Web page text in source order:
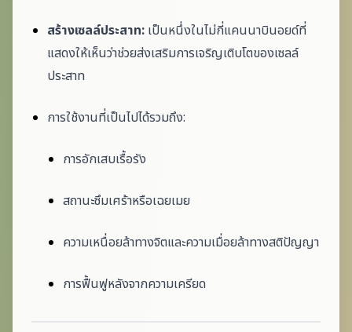
สร้างเซลล์ประสาท: เป็นหนึ่งในไม่กี่แคนนาบินอยด์ที่
แสดงให้เห็นว่าช่วยส่งเสริมการเจริญเติบโตของเซลล์
ประสาท
การใช้งานที่เป็นไปได้รวมถึง:
การอักเสบเรื้อรัง
สถานะซึมเศร้าหรือเฉยเมย
ความเหนื่อยล้าทางจิตและความเมื่อยล้าทางสติปัญญา
การฟื้นฟูหลังจากความเครียด